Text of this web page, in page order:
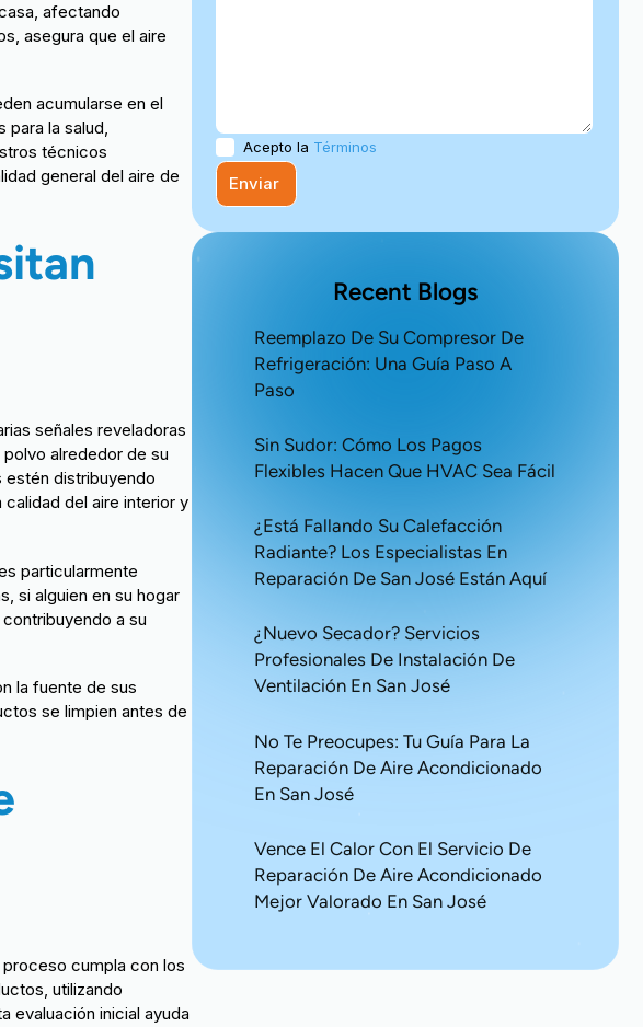
afectando
asegura que el aire
acumularse en el
la salud,
técnicos
general del aire de
señales reveladoras
alrededor de su
estén distribuyendo
del aire interior y
particularmente
si alguien en su hogar
a su
la fuente de sus
se limpien antes de
cumpla con los
utilizando
evaluación inicial ayuda
Acepto la Términos
Recent Blogs
Reemplazo De Su Compresor De
Refrigeración: Una Guía Paso A
Paso
Sin Sudor: Cómo Los Pagos
Flexibles Hacen Que HVAC Sea Fácil
¿Está Fallando Su Calefacción
Radiante? Los Especialistas En
Reparación De San José Están Aquí
¿Nuevo Secador? Servicios
Profesionales De Instalación De
Ventilación En San José
No Te Preocupes: Tu Guía Para La
Reparación De Aire Acondicionado
En San José
Vence El Calor Con El Servicio De
Reparación De Aire Acondicionado
Mejor Valorado En San José